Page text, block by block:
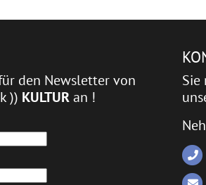
den Newsletter von
)) KULTURan !
Sie